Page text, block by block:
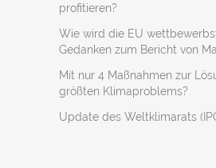
profitieren?
Wie wird die EU
Gedanken zum Bericht von
Mit nur 4 Maßnahmen zur
größten Klimaproblems?
Update des Weltklimarats